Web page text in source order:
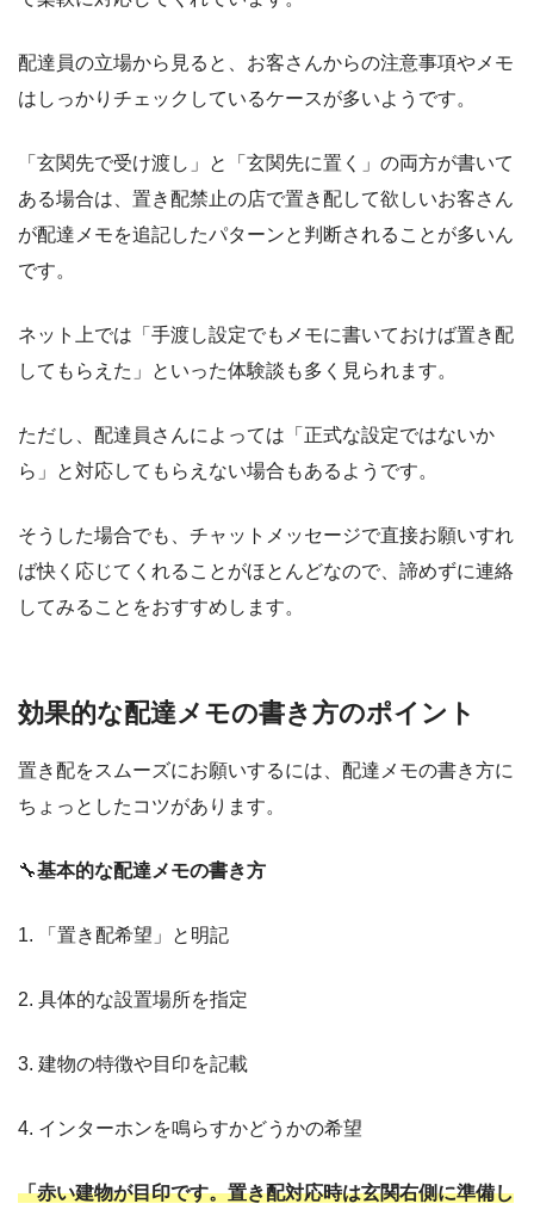
配達員の立場から見ると、お客さんからの注意事項やメモ
はしっかりチェックしているケースが多いようです。
「玄関先で受け渡し」と「玄関先に置く」の両方が書いて
ある場合は、置き配禁止の店で置き配して欲しいお客さん
が配達メモを追記したパターンと判断されることが多いん
です。
ネット上では「手渡し設定でもメモに書いておけば置き配
してもらえた」といった体験談も多く見られます。
ただし、配達員さんによっては「正式な設定ではないか
ら」と対応してもらえない場合もあるようです。
そうした場合でも、チャットメッセージで直接お願いすれ
ば快く応じてくれることがほとんどなので、諦めずに連絡
してみることをおすすめします。
効果的な配達メモの書き方のポイント
置き配をスムーズにお願いするには、配達メモの書き方に
ちょっとしたコツがあります。
🔧基本的な配達メモの書き方
1. 「置き配希望」と明記
2. 具体的な設置場所を指定
3. 建物の特徴や目印を記載
4. インターホンを鳴らすかどうかの希望
「赤い建物が目印です。置き配対応時は玄関右側に準備し